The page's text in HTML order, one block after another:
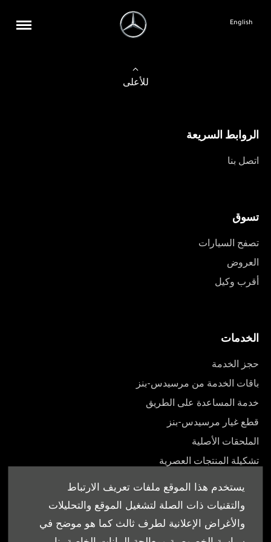
يستخدم هذا الموقع ملفات تعريف الارتباط
والتقنيات ذات الصلة لتشغيل الموقع والتحليلات
والأغراض الإعلانية لطرف ثالث كما هو موضح في
English
للأعلى
الروابط السريعة
اتصل بنا
تسوق
تصفح السيارات
العروض
أقرب وكيل
الخدمات
حجز الخدمة
باقات الخدمة من مرسيدس-بنز
خدمة المساعدة على الطريق
قطع غيار مرسيدس-بنز
الملحقات الأصلية
تشكيلة المنتجات العصرية